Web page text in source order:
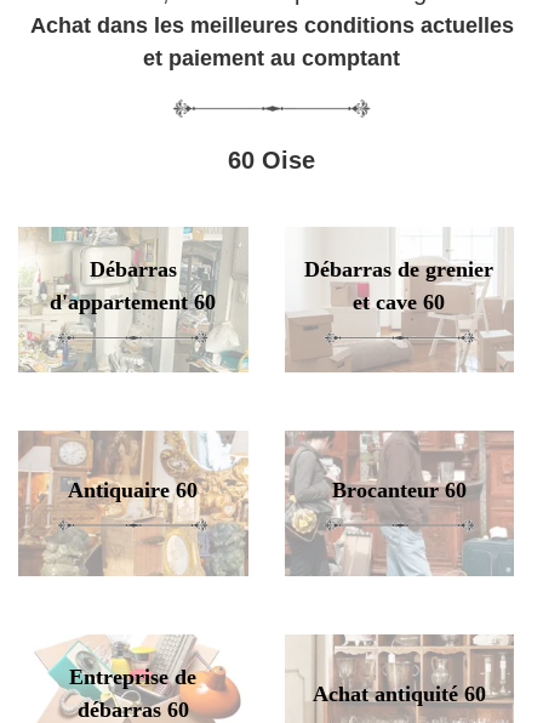
Achat dans les meilleures conditions actuelles
et paiement au comptant
60 Oise
Débarras
d'appartement 60
Débarras de grenier
et cave 60
Antiquaire 60 Brocanteur 60
Entreprise de
débarras 60
Achat antiquité 60